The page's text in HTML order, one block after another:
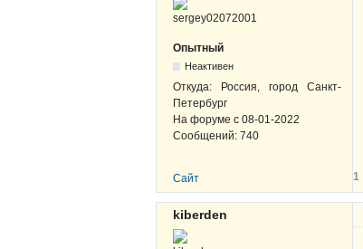
Опытный
Неактивен
Откуда: Россия, город Санкт-
Петербург
На форуме с 08-01-2022
Сообщений: 740
Сайт 1
kiberden